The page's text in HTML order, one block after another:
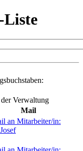
Liste
Verwaltung
Mail